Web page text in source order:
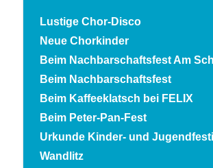
Lustige Chor-Disco
Neue Chorkinder
Beim Nachbarschaftsfest Am
Beim Nachbarschaftsfest
Beim Kaffeeklatsch bei FELIX
Beim Peter-Pan-Fest
Urkunde Kinder- und
Wandlitz